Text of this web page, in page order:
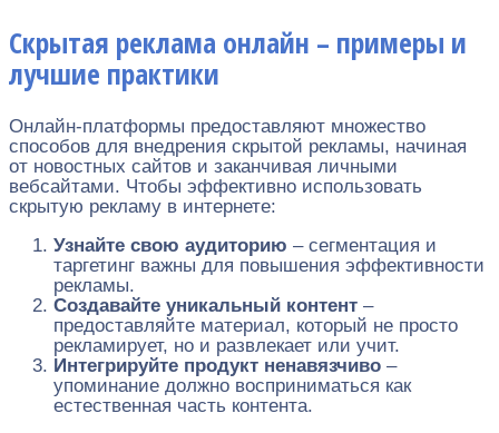
Скрытая реклама онлайн – примеры и
лучшие практики
Онлайн-платформы предоставляют множество
способов для внедрения скрытой рекламы, начиная
от новостных сайтов и заканчивая личными
вебсайтами. Чтобы эффективно использовать
скрытую рекламу в интернете:
Узнайте свою аудиторию – сегментация и
таргетинг важны для повышения эффективности
рекламы.
Создавайте уникальный контент –
предоставляйте материал, который не просто
рекламирует, но и развлекает или учит.
Интегрируйте продукт ненавязчиво –
упоминание должно восприниматься как
естественная часть контента.